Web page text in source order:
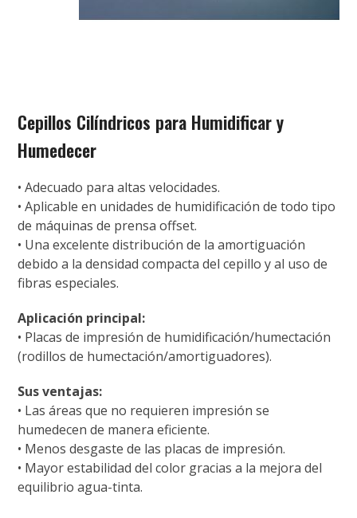
Cepillos Cilíndricos para Humidificar y
Humedecer
• Adecuado para altas velocidades.
• Aplicable en unidades de humidificación de todo tipo
de máquinas de prensa offset.
• Una excelente distribución de la amortiguación
debido a la densidad compacta del cepillo y al uso de
fibras especiales.
Aplicación principal:
• Placas de impresión de humidificación/humectación
(rodillos de humectación/amortiguadores).
Sus ventajas:
• Las áreas que no requieren impresión se
humedecen de manera eficiente.
• Menos desgaste de las placas de impresión.
• Mayor estabilidad del color gracias a la mejora del
equilibrio agua-tinta.